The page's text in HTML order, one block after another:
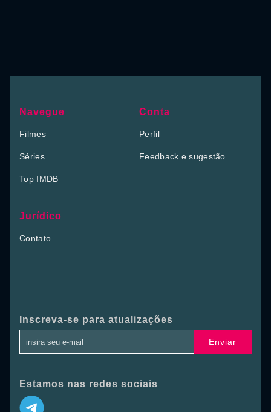
Navegue
Filmes
Séries
Top IMDB
Conta
Perfil
Feedback e sugestão
Jurídico
Contato
Inscreva-se para atualizações
Enviar
Estamos nas redes sociais